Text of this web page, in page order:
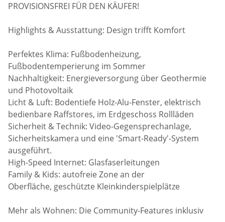
PROVISIONSFREI FÜR DEN KÄUFER!
Highlights & Ausstattung: Design trifft Komfort
Perfektes Klima: Fußbodenheizung,
Fußbodentemperierung im Sommer
Nachhaltigkeit: Energieversorgung über Geothermie
und Photovoltaik
Licht & Luft: Bodentiefe Holz-Alu-Fenster, elektrisch
bedienbare Raffstores, im Erdgeschoss Rollläden
Sicherheit & Technik: Video-Gegensprechanlage,
Sicherheitskamera und eine 'Smart-Ready'-System
ausgeführt.
High-Speed Internet: Glasfaserleitungen
Family & Kids: autofreie Zone an der
Oberfläche, geschützte Kleinkinderspielplätze
Mehr als Wohnen: Die Community-Features inklusiv